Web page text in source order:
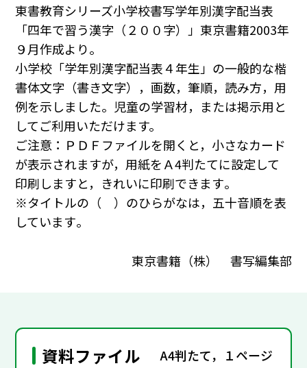
東書教育シリーズ小学校書写学年別漢字配当表
「四年で習う漢字（２００字）」東京書籍2003年
９月作成より。
小学校「学年別漢字配当表４年生」の一般的な楷
書体文字（書き文字），画数，筆順，読み方，用
例を示しました。児童の学習材，または掲示用と
してご利用いただけます。
ご注意：ＰＤＦファイルを開くと，小さなカード
が表示されますが，用紙をＡ4判たてに設定して
印刷しますと，きれいに印刷できます｡
※タイトルの（ ）のひらがなは，五十音順を表
しています｡
東京書籍（株） 書写編集部
資料ファイル A4判たて，１ページ